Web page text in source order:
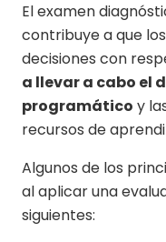
El examen
contribuye a que
decisiones con
a llevar a cabo el
programático y
recursos de
Algunos de los
al aplicar una
siguientes: